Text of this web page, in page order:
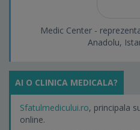
Medic Center -
Anadolu,
AI O CLINICA MEDICALA?
Sfatulmedicului.ro, principala
online.